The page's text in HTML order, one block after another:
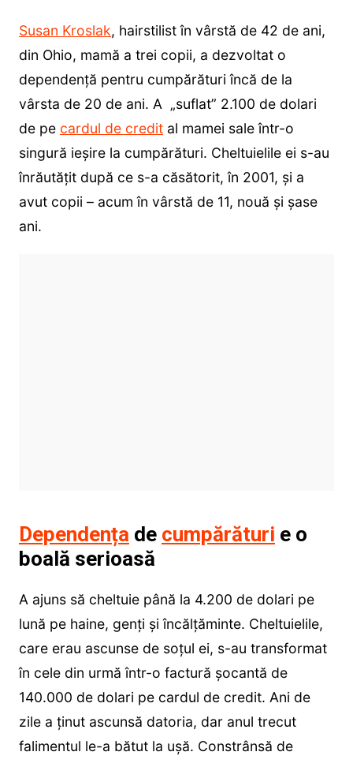
Susan Kroslak, hairstilist în vârstă de 42 de ani,
din Ohio, mamă a trei copii, a dezvoltat o
dependență pentru cumpărături încă de la
vârsta de 20 de ani. A „suflat” 2.100 de dolari
de pe cardul de credital mamei sale într-o
singură ieșire la cumpărături. Cheltuielile ei s-au
înrăutățit după ce s-a căsătorit, în 2001, și a
avut copii – acum în vârstă de 11, nouă și șase
ani.
Dependența de cumpărături e o
boală serioasă
A ajuns să cheltuie până la 4.200 de dolari pe
lună pe haine, genți și încălțăminte. Cheltuielile,
care erau ascunse de soțul ei, s-au transformat
în cele din urmă într-o factură șocantă de
140.000 de dolari pe cardul de credit. Ani de
zile a ținut ascunsă datoria, dar anul trecut
falimentul le-a bătut la ușă. Constrânsă de